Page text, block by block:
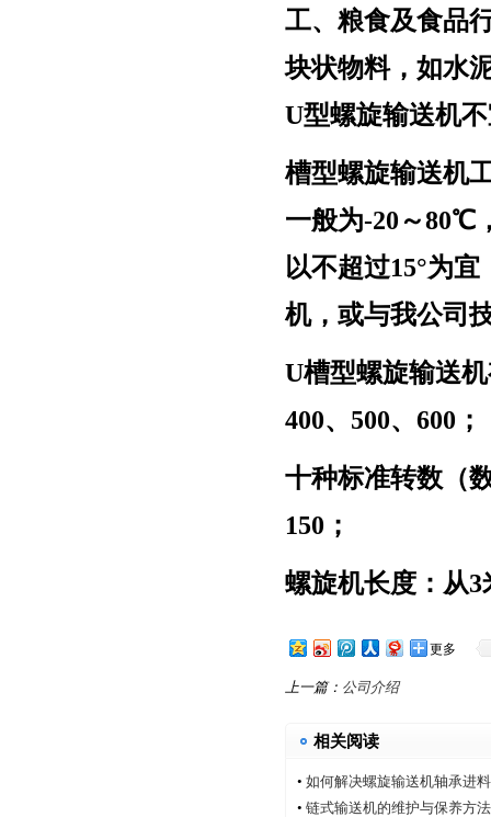
工、粮食及食品
块状物料，如水
U型螺旋输送机
槽型螺旋输送机
一般为-20 ～80℃
以不超过15°为宜
机，或与我公司
U槽型螺旋输送
400、 500、 600 ；
十种标准转数（
150 ；
螺旋机长度：从3
更多
上一篇： 公司介绍
相关阅读
• 如何解决螺旋输送机轴承进
• 链式输送机的维护与保养方